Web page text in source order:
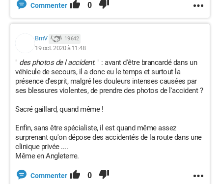
Commenter 0
BmV 19 642
19 oct. 2020 à 11:48
" des photos de l accident. " : avant d'être brancardé dans un
véhicule de secours, il a donc eu le temps et surtout la
présence d'esprit, malgré les douleurs intenses causées par
ses blessures violentes, de prendre des photos de l'accident ?
Sacré gaillard, quand même !
Enfin, sans être spécialiste, il est quand même assez
surprenant qu'on dépose des accidentés de la route dans une
clinique privée ....
Même en Angleterre.
Commenter 0